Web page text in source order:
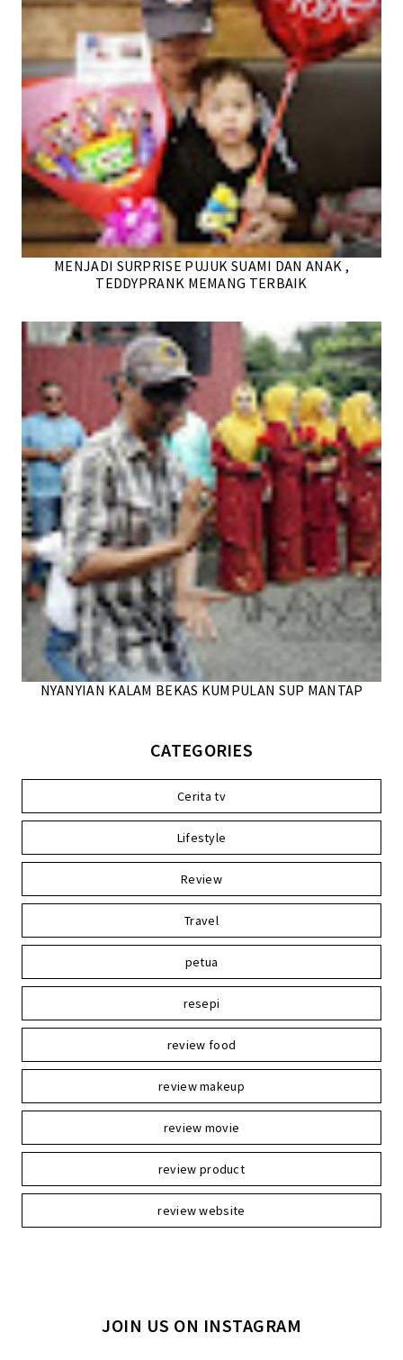
MENJADI SURPRISE PUJUK SUAMI DAN ANAK ,
TEDDYPRANK MEMANG TERBAIK
NYANYIAN KALAM BEKAS KUMPULAN SUP MANTAP
CATEGORIES
Cerita tv
Lifestyle
Review
Travel
petua
resepi
review food
review makeup
review movie
review product
review website
JOIN US ON INSTAGRAM